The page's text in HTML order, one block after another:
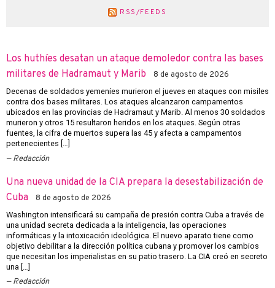
RSS/FEEDS
Los huthíes desatan un ataque demoledor contra las bases
militares de Hadramaut y Marib
8 de agosto de 2026
Decenas de soldados yemeníes murieron el jueves en ataques con misiles
contra dos bases militares. Los ataques alcanzaron campamentos
ubicados en las provincias de Hadramaut y Marib. Al menos 30 soldados
murieron y otros 15 resultaron heridos en los ataques. Según otras
fuentes, la cifra de muertos supera las 45 y afecta a campamentos
pertenecientes […]
Redacción
Una nueva unidad de la CIA prepara la desestabilización de
Cuba
8 de agosto de 2026
Washington intensificará su campaña de presión contra Cuba a través de
una unidad secreta dedicada a la inteligencia, las operaciones
informáticas y la intoxicación ideológica. El nuevo aparato tiene como
objetivo debilitar a la dirección política cubana y promover los cambios
que necesitan los imperialistas en su patio trasero. La CIA creó en secreto
una […]
Redacción